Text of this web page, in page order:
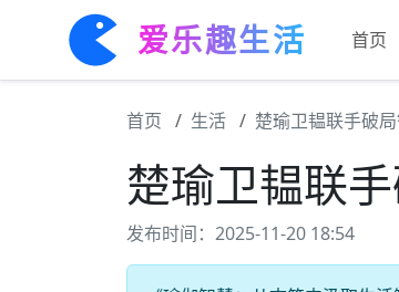
爱乐趣生活 首页
首页 生活 楚瑜卫韫联手破
楚瑜卫韫联
发布时间：2025-11-20 18:54